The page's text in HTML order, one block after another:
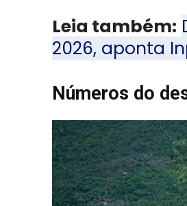
Leia também:
2026, aponta
Números do